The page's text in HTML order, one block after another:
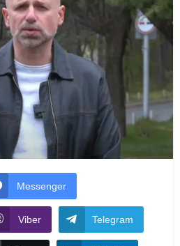
Messenger
Viber Telegram